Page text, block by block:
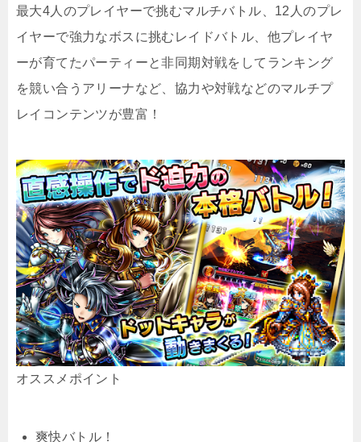
最大4人のプレイヤーで挑むマルチバトル、12人のプレ
イヤーで強力なボスに挑むレイドバトル、他プレイヤ
ーが育てたパーティーと非同期対戦をしてランキング
を競い合うアリーナなど、協力や対戦などのマルチプ
レイコンテンツが豊富！
オススメポイント
爽快バトル！